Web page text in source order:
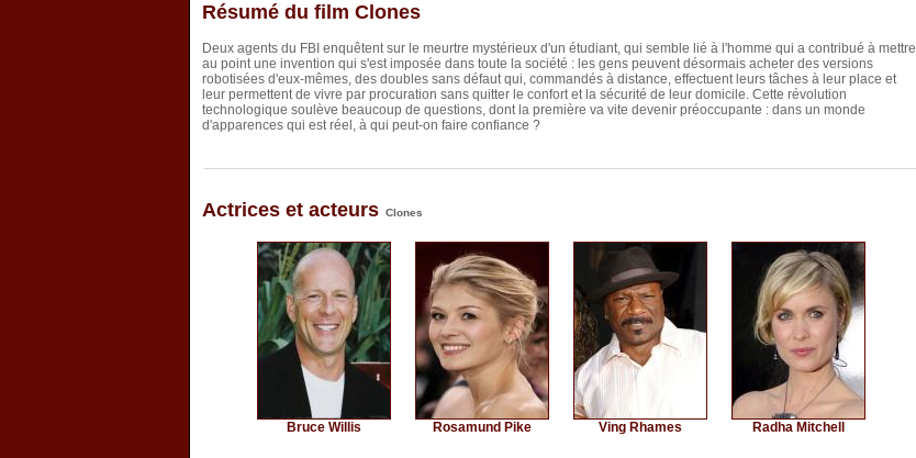
Résumé du film Clones
Deux agents du FBI enquêtent sur le meurtre mystérieux d'un étudiant, qui semble lié à l'homme qui a contribué à mettre
au point une invention qui s'est imposée dans toute la société : les gens peuvent désormais acheter des versions
robotisées d'eux-mêmes, des doubles sans défaut qui, commandés à distance, effectuent leurs tâches à leur place et
leur permettent de vivre par procuration sans quitter le confort et la sécurité de leur domicile. Cette révolution
technologique soulève beaucoup de questions, dont la première va vite devenir préoccupante : dans un monde
d'apparences qui est réel, à qui peut-on faire confiance ?
Actrices et acteurs Clones
Bruce Willis Rosamund Pike Ving Rhames Radha Mitchell